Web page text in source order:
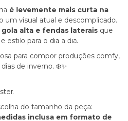
é levemente mais curta na
um visual atual e descomplicado.
gola alta e fendas laterais que
estilo para o dia a dia.
para compor produções comfy,
de inverno. ❄️✨
do tamanho da peça:
inclusa em formato de